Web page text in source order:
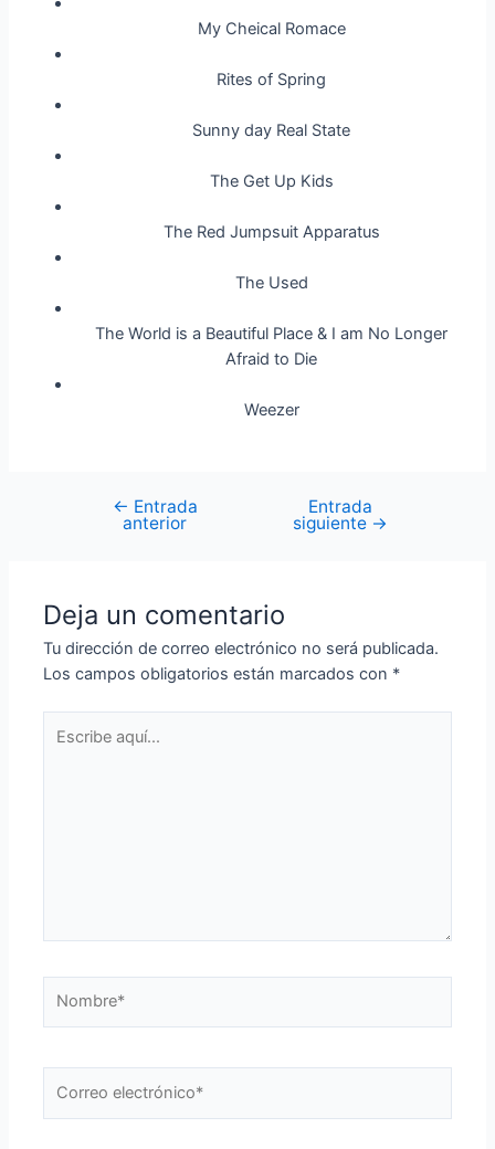
My Cheical Romace
Rites of Spring
Sunny day Real State
The Get Up Kids
The Red Jumpsuit Apparatus
The Used
The World is a Beautiful Place & I am No Longer
Afraid to Die
Weezer
Navegación
← Entrada
anterior
Entrada
siguiente →
Deja un comentario
Tu dirección de correo electrónico no será publicada.
Los campos obligatorios están marcados con *
aquí...
electrónico*